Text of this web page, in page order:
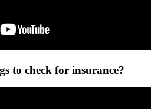
to check for insurance?